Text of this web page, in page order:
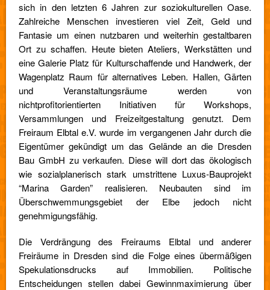
sich in den letzten 6 Jahren zur soziokulturellen Oase.
Zahlreiche Menschen investieren viel Zeit, Geld und
Fantasie um einen nutzbaren und weiterhin gestaltbaren
Ort zu schaffen. Heute bieten Ateliers, Werkstätten und
eine Galerie Platz für Kulturschaffende und Handwerk, der
Wagenplatz Raum für alternatives Leben. Hallen, Gärten
und Veranstaltungsräume werden von
nichtprofitorientierten Initiativen für Workshops,
Versammlungen und Freizeitgestaltung genutzt. Dem
Freiraum Elbtal e.V. wurde im vergangenen Jahr durch die
Eigentümer gekündigt um das Gelände an die Dresden
Bau GmbH zu verkaufen. Diese will dort das ökologisch
wie sozialplanerisch stark umstrittene Luxus-Bauprojekt
“Marina Garden” realisieren. Neubauten sind im
Überschwemmungsgebiet der Elbe jedoch nicht
genehmigungsfähig.
Die Verdrängung des Freiraums Elbtal und anderer
Freiräume in Dresden sind die Folge eines übermäßigen
Spekulationsdrucks auf Immobilien. Politische
Entscheidungen stellen dabei Gewinnmaximierung über